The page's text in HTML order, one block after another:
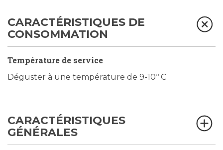
CARACTÉRISTIQUES DE
CONSOMMATION
Température de service
Déguster à une température de 9-10º C
CARACTÉRISTIQUES
GÉNÉRALES